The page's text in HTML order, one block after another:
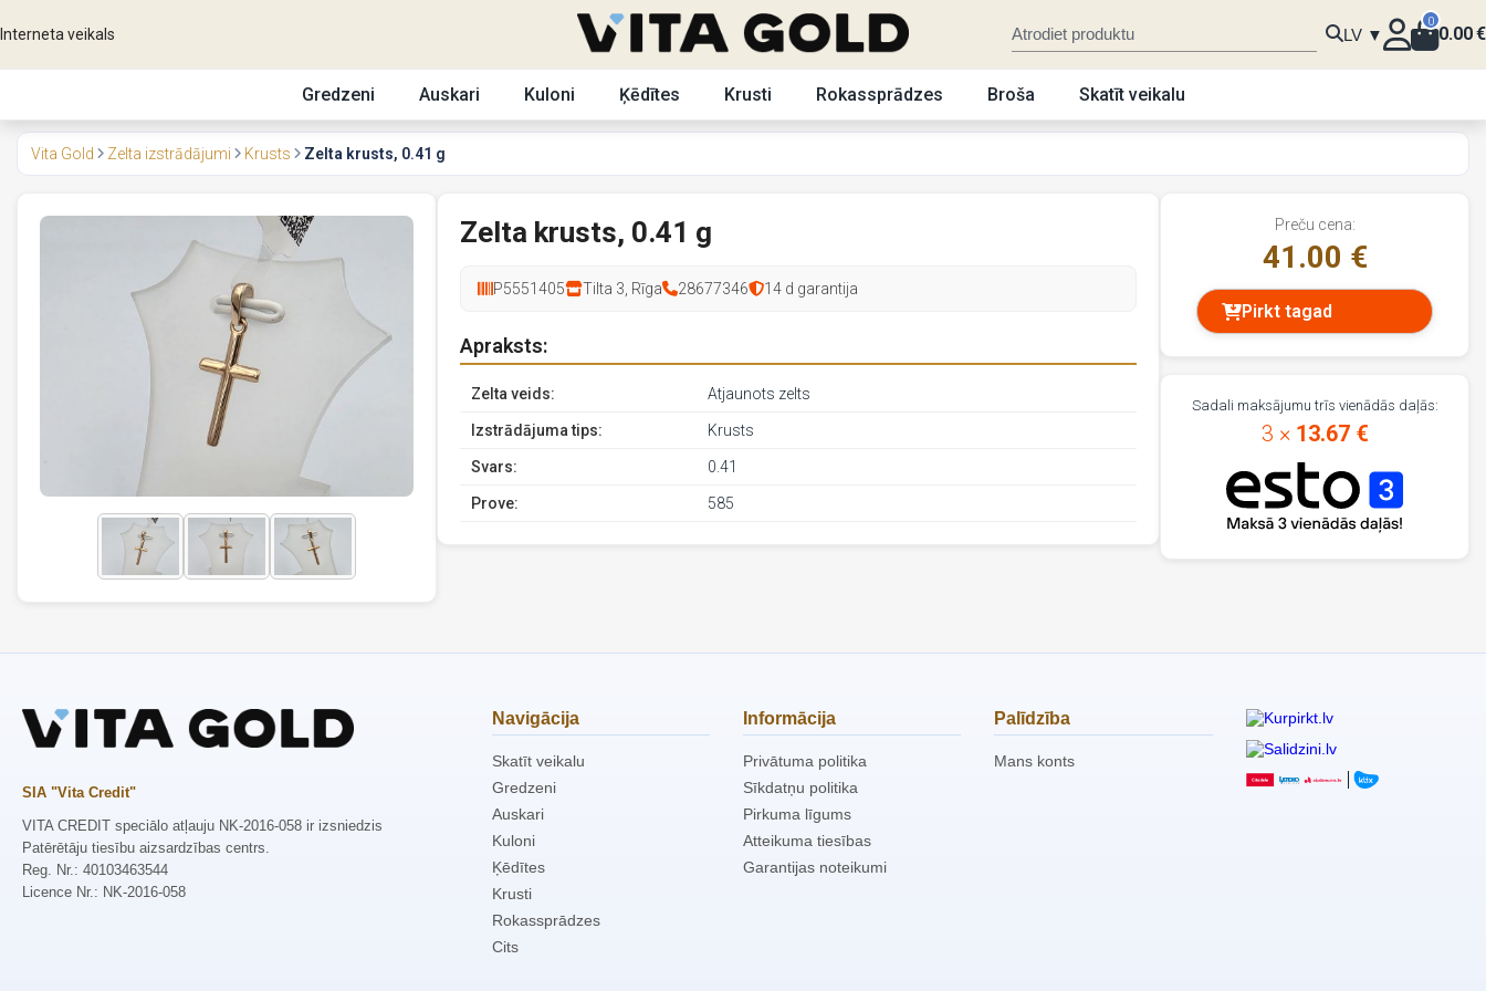
Interneta veikals LV ▼
0
0.00€
Gredzeni Auskari Kuloni Ķēdītes Krusti Rokassprādzes Broša Skatīt veikalu
Vita Gold Zelta izstrādājumi Krusts Zelta krusts, 0.41 g
Zelta krusts, 0.41 g
P5551405 Tilta 3, Rīga 28677346 14 d garantija
Apraksts:
Zelta veids: Atjaunots zelts
Izstrādājuma tips: Krusts
Svars: 0.41
Prove: 585
Preču cena:
41.00 €
Pirkt tagad
Sadali maksājumu trīs vienādās daļās:
3 × 13.67 €
SIA "Vita Credit"
VITA CREDIT speciālo atļauju NK-2016-058 ir izsniedzis
Patērētāju tiesību aizsardzības centrs.
Reg. Nr.: 40103463544
Licence Nr.: NK-2016-058
Navigācija
Skatīt veikalu
Gredzeni
Auskari
Kuloni
Ķēdītes
Krusti
Rokassprādzes
Cits
Informācija
Privātuma politika
Sīkdatņu politika
Pirkuma līgums
Atteikuma tiesības
Garantijas noteikumi
Palīdzība
Mans konts